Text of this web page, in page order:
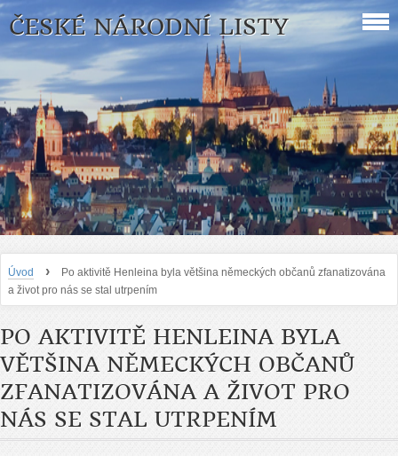
ČESKÉ NÁRODNÍ LISTY
Úvod ›
Po aktivitě Henleina byla většina německých občanů zfanatizována
a život pro nás se stal utrpením
PO AKTIVITĚ HENLEINA BYLA
VĚTŠINA NĚMECKÝCH OBČANŮ
ZFANATIZOVÁNA A ŽIVOT PRO
NÁS SE STAL UTRPENÍM